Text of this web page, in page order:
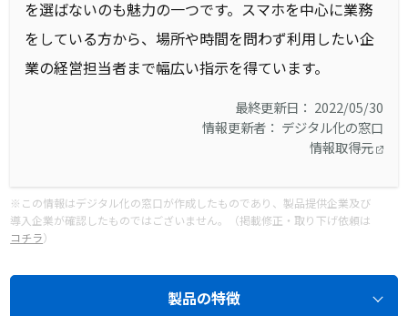
を選ばないのも魅力の一つです。スマホを中心に業務
をしている方から、場所や時間を問わず利用したい企
業の経営担当者まで幅広い指示を得ています。
最終更新日： 2022/05/30
情報更新者： デジタル化の窓口
情報取得元
※この情報はデジタル化の窓口が作成したものであり、製品提供企業及び
導入企業が確認したものではございません。（掲載修正・取り下げ依頼は
コチラ）
製品の特徴